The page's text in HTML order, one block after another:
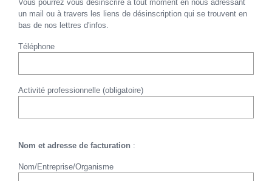
Vous pourrez vous désinscrire à tout moment en nous adressant
un mail ou à travers les liens de désinscription qui se trouvent en
bas de nos lettres d'infos.
Téléphone
Activité professionnelle (obligatoire)
Nom et adresse de facturation :
Nom/Entreprise/Organisme